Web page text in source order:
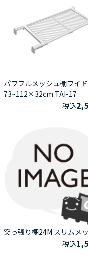
パワフルメッシュ棚ワイド
73~112×32cm TAI-17
税込
突っ張り棚24M スリムメ
税込